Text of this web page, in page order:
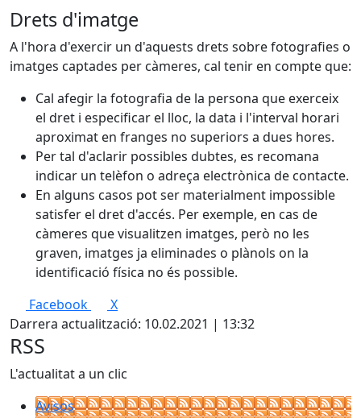
Drets d'imatge
A l'hora d'exercir un d'aquests drets sobre fotografies o
imatges captades per càmeres, cal tenir en compte que:
Cal afegir la fotografia de la persona que exerceix
el dret i especificar el lloc, la data i l'interval horari
aproximat en franges no superiors a dues hores.
Per tal d'aclarir possibles dubtes, es recomana
indicar un telèfon o adreça electrònica de contacte.
En alguns casos pot ser materialment impossible
satisfer el dret d'accés. Per exemple, en cas de
càmeres que visualitzen imatges, però no les
graven, imatges ja eliminades o plànols on la
identificació física no és possible.
Facebook
X
Darrera actualització: 10.02.2021 | 13:32
RSS
L'actualitat a un clic
Avisos